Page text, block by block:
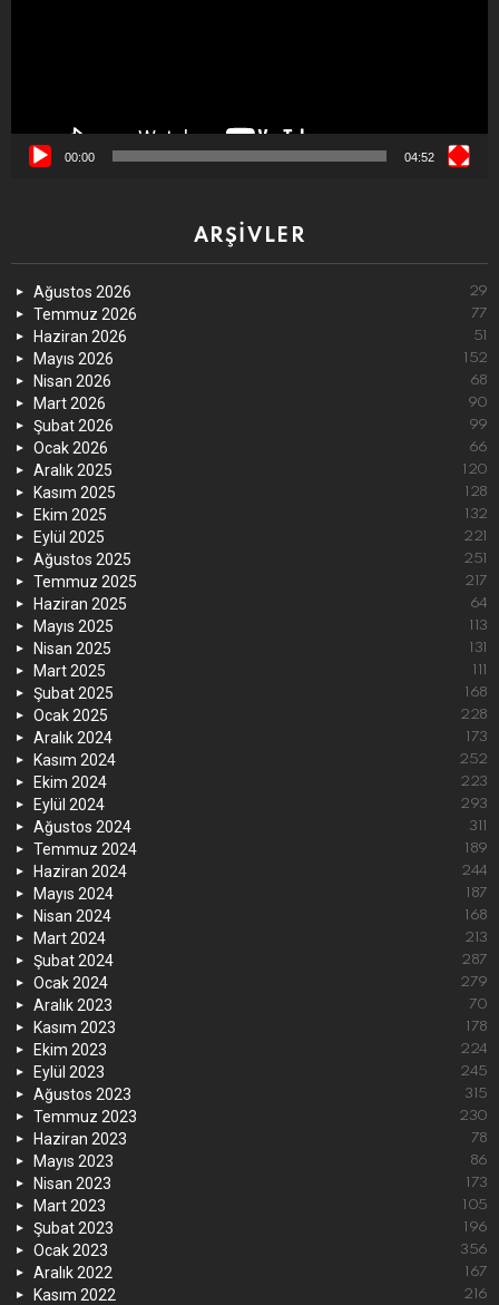
00:00 04:52
ARŞIVLER
Ağustos 2026 29
Temmuz 2026 77
Haziran 2026 51
Mayıs 2026 152
Nisan 2026 68
Mart 2026 90
Şubat 2026 99
Ocak 2026 66
Aralık 2025 120
Kasım 2025 128
Ekim 2025 132
Eylül 2025 221
Ağustos 2025 251
Temmuz 2025 217
Haziran 2025 64
Mayıs 2025 113
Nisan 2025 131
Mart 2025 111
Şubat 2025 168
Ocak 2025 228
Aralık 2024 173
Kasım 2024 252
Ekim 2024 223
Eylül 2024 293
Ağustos 2024 311
Temmuz 2024 189
Haziran 2024 244
Mayıs 2024 187
Nisan 2024 168
Mart 2024 213
Şubat 2024 287
Ocak 2024 279
Aralık 2023 70
Kasım 2023 178
Ekim 2023 224
Eylül 2023 245
Ağustos 2023 315
Temmuz 2023 230
Haziran 2023 78
Mayıs 2023 86
Nisan 2023 173
Mart 2023 105
Şubat 2023 196
Ocak 2023 356
Aralık 2022 167
Kasım 2022 216